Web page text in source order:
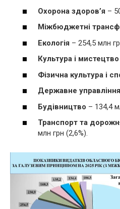
Охорона здоров’я –
Міжбюджетні
Екологія – 254,5 млн
Культура і мистецтво
Фізична культура і
Державне управління
Будівництво – 134,4
Транспорт та
млн грн (2,6%).